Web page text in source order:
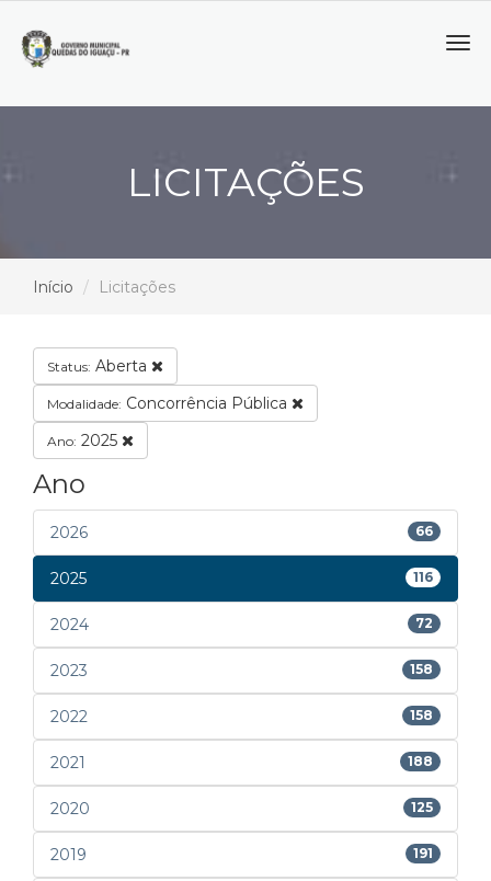
LICITAÇÕES
Início Licitações
Status: Aberta
Modalidade: Concorrência Pública
Ano: 2025
Ano
2026 66
2025 116
2024 72
2023 158
2022 158
2021 188
2020 125
2019 191